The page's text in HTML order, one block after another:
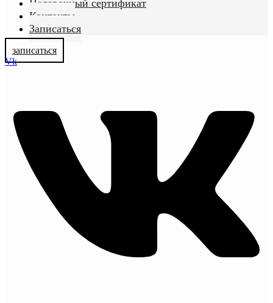
Подарочный сертификат
Контакты
Записаться
записаться
Vk